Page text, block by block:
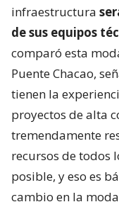
infraestructura
de sus equipos
comparó esta
Puente Chacao,
tienen la
proyectos de alta
tremendamente
recursos de todos
posible, y eso es
cambio en la